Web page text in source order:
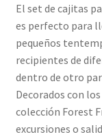
El set de cajitas
es perfecto para
pequeños
recipientes de
dentro de otro
Decorados con
colección Forest
excursiones o